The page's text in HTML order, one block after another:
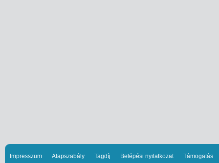
Impresszum Alapszabály Tagdíj Belépési nyilatkozat Támogatás